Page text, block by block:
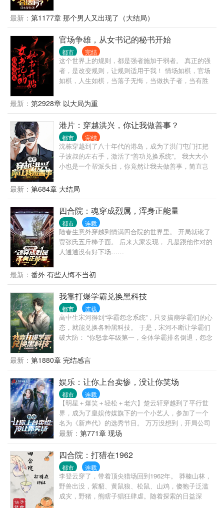
刑侦的活儿的。 上班第一天，连抓7个惯偷，1个绑架
杀人犯。 第二天，抓捕一个B通。 第三天，挖出了隐
藏10年的惊天大案主犯。 第四天…… 交警大队队
长：“祖宗，咱是交警，你咋天天往刑侦那边送人？”
局长：“谁？谁让徐麟去交警队的，给老子站出来。彻
查，一撸到底！” 罪犯之中流传着一个传说，“哪里都
能去，江云市除外。去了，必被抓！”
最新： 第1177章 那个男人又出现了（大结局）
官场争雄，从女书记的秘书开始
都市 完结
这个世界上的规则，都是强者施加于弱者。 真正的强
者，是改变规则，让规则适用于我！ 情场如棋，官场
如棋，人生如棋，当落子无悔，当做执子者，当有胜
最新： 第2928章 以大局为重
港片：穿越洪兴，你让我做善事？
都市 完结
沈栋穿越到了八十年代的港岛，成为了洪门屯门扛把
子波叔的左右手，激活了“善功兑换系统”。 我大大小
小也是一个帮派头目，你竟然让我去做善事，简直岂
100点。” “恭喜你率领小弟做起了正当生意，奖励善功
500点。” “恭喜你资助福利院五百万，奖励善功5000
点。” ...... 在发现善功能够用来兑换各种东西后，沈栋
彻底爱上了做善事。 黄志诚：一千万善款？你确定捐
款人是洪兴的扛把子？ 李文彬：很难相信这个与孩子
们玩在一起的人是个江湖大佬。 陆启昌：沈栋有慈善
护体，我们动不了他。 ...... 我是洪兴扛把子沈栋，一
不留神，从一个古惑仔变成了港岛最有名的大富豪和
最新： 第684章 大结局
四合院：魂穿成烈属，浑身正能量
都市 连载
陆春生意外穿越到情满四合院的世界里。 开局就讹了
贾张氏五斤棒子面。 后来大家发现， 凡是跟他作对的
人通通没有好下场……
最新： 番外 有些人悔不当初
我靠打爆学霸兑换黑科技
都市 连载
高中生宋河得到“学霸怨念系统”，只要搞崩学霸们的心
态，就能兑换各种黑科技。 于是，宋河不断让学霸们
破大防： “你怒拿年级第一，全体学霸排名倒退，怨念
你的老师，怨念值＋1000！” “全班第二丁阳泽得知他
暗恋的女神是你的舔狗，心态爆炸，怨念值＋800！”
“你宣布对不友好国家进行技术封锁，怨念值＋4亿！”
“你积累的怨念值突破十万点，获得技能过目不忘！”
“你积累的怨念值突破百万点，获得延寿基因技术！”
“你积累的怨念值突破千万点，获得星际飞船样本！”
宋河难绷，你们学霸这么容易破防的？再这么下去，
我可真要无敌了……
最新： 第1880章 完结感言
娱乐：让你上台卖惨，没让你笑场
都市 连载
【明星＋爆笑＋轻松＋老六】楚云轩穿越到了平行世
界，成为了皇娱传媒旗下的一个小艺人，参加了一个
名为《新声代》的选秀节目。 万万没想到，开局公司
就要让他卖惨博取关注。 所有观众都以为楚云轩和其
他人一样，都是在无脑卖惨博同情的时候…… 谁也没
想到，这货竟然把整个画风带歪了。 楚云轩：“我从小
父母就不在了，是一个大山里的老爷爷收养了我。”
“爷爷八十岁了，每天还要骑四十公里的车去县城里拾
荒养我。” “可是有一天，爷爷在拾荒的时候出了车
祸，从此撒手人寰……” 卖惨到了一半，楚云轩彻底绷
不住了。 “噗嗤，哈哈哈，实在是不好意思，没绷住笑
最新： 第771章 现场
四合院：打猎在1962
都市 连载
李登云穿了，带着顶尖猎场回到1962年。 莽榛山林，
野兽出没，紫貂、黄鼠狼、松鼠、山鸡，傻狍子泛滥
成灾，野猪，熊瞎子猖狂肆虐。随着探索的日益深